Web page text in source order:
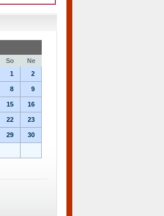
So
Ne
1
2
8 9
15 16
22 23
29 30